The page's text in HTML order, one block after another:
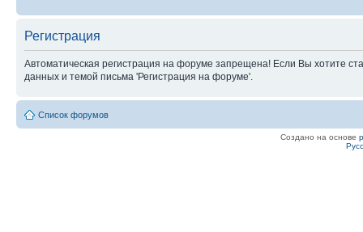
Регистрация
Автоматическая регистрация на форуме запрещена! Если Вы хотите
данных и темой письма 'Регистрация на форуме'.
Список форумов
Создано на основе